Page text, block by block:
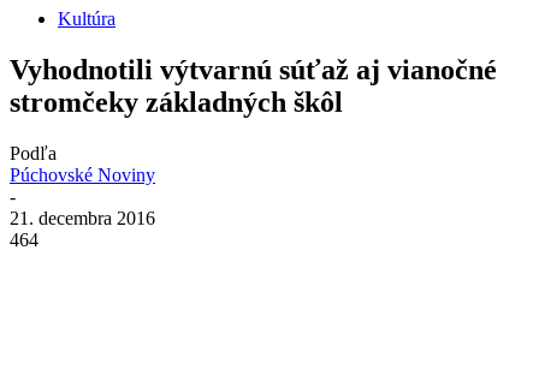
Kultúra
Vyhodnotili výtvarnú súťaž aj vianočné
stromčeky základných škôl
Podľa
Púchovské Noviny
-
21. decembra 2016
464